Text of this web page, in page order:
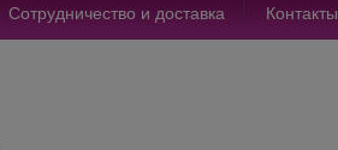
Сотрудничество и доставка Контакты